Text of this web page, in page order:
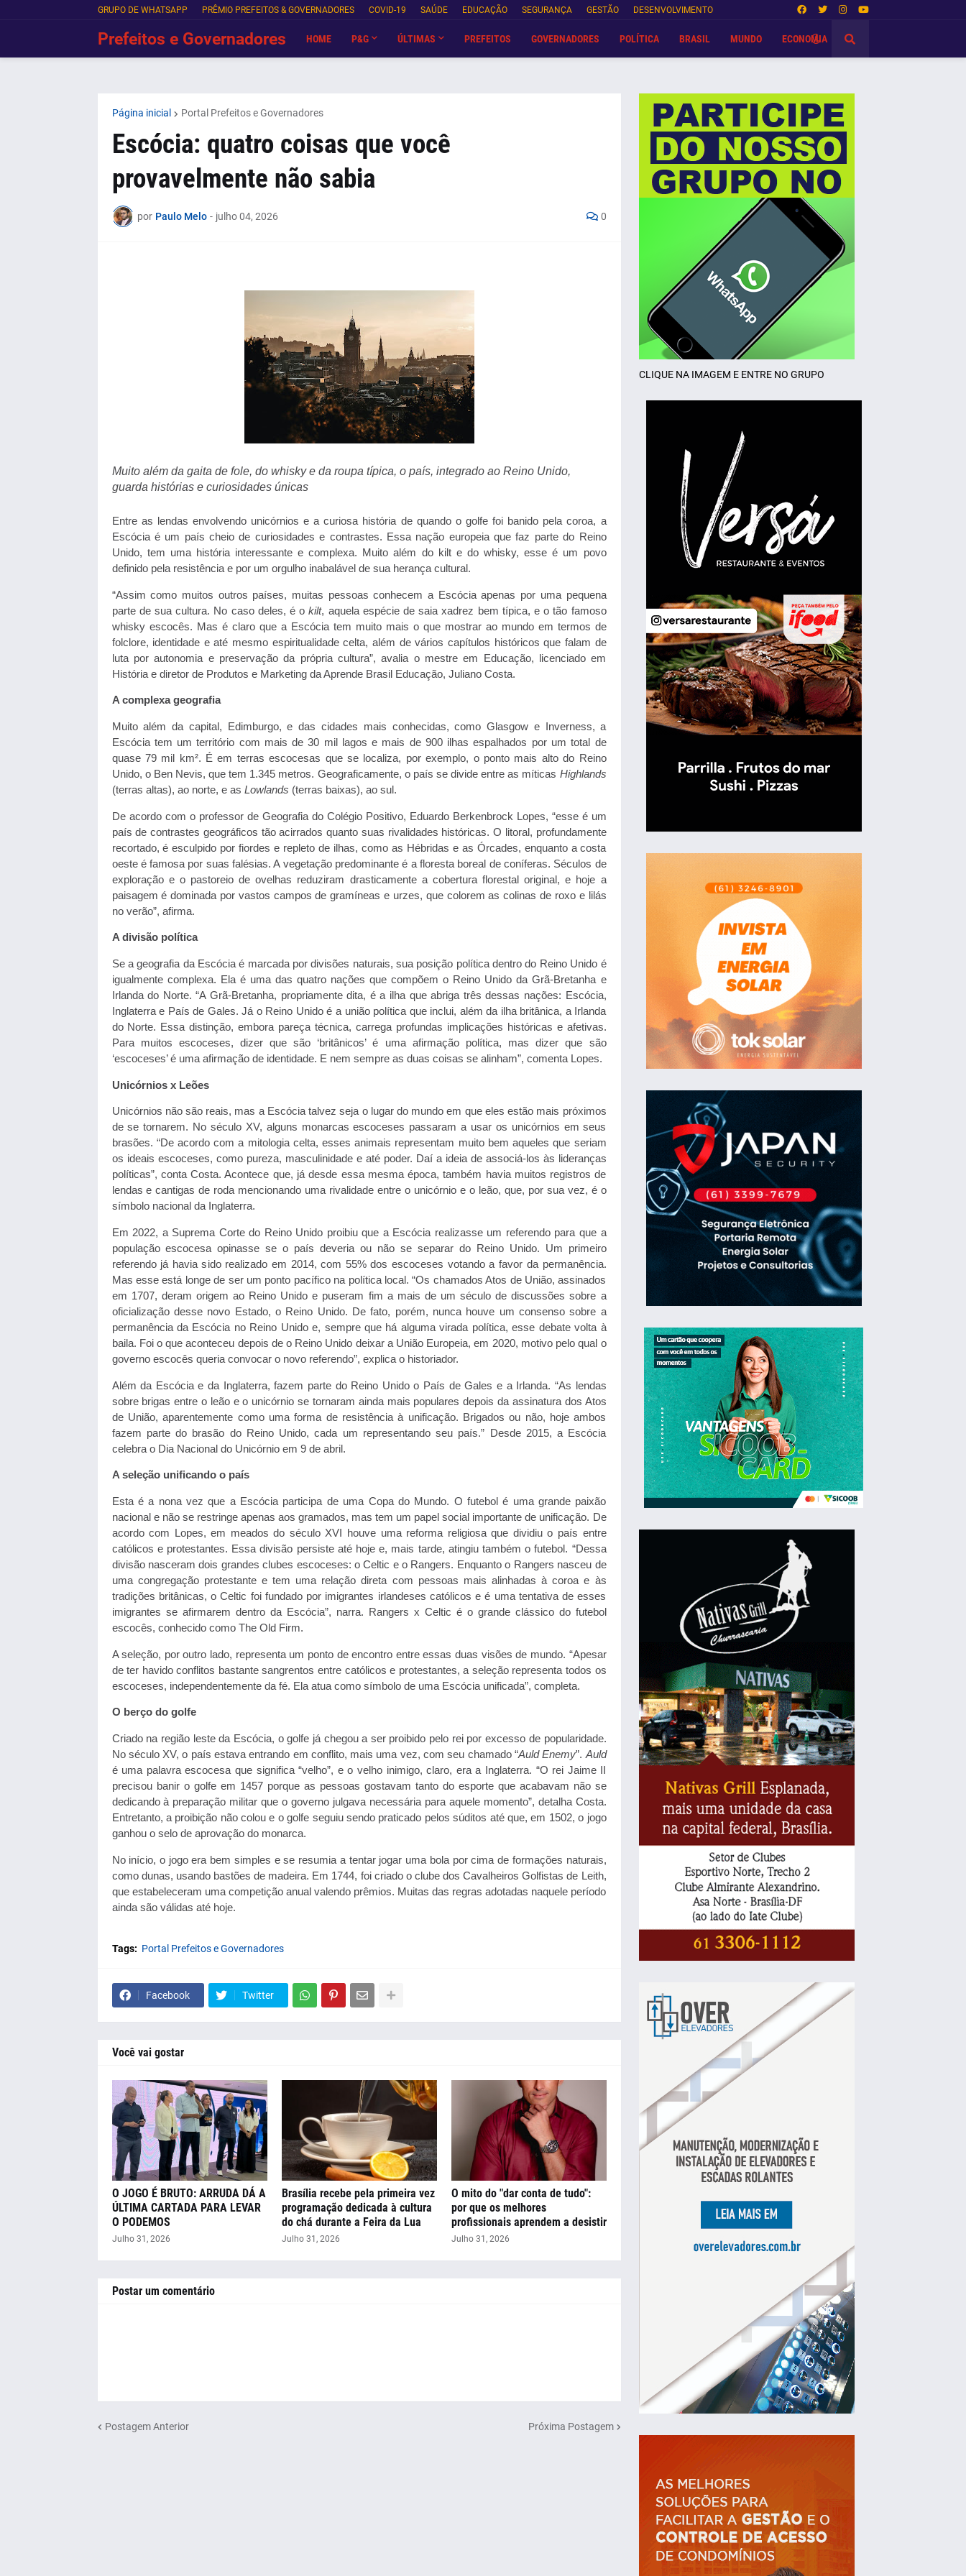
GRUPO DE WHATSAPP PRÊMIO PREFEITOS & GOVERNADORES COVID-19 SAÚDE EDUCAÇÃO SEGURANÇA GESTÃO DESENVOLVIMENTO
Prefeitos e Governadores HOME P&G ÚLTIMAS PREFEITOS GOVERNADORES POLÍTICA BRASIL MUNDO ECONOMIA
Página inicial Portal Prefeitos e Governadores
Escócia: quatro coisas que você
provavelmente não sabia
por Paulo Melo - julho 04, 2026 0
Muito além da gaita de fole, do whisky e da roupa típica, o país, integrado ao Reino Unido,
guarda histórias e curiosidades únicas
Entre as lendas envolvendo unicórnios e a curiosa história de quando o golfe foi banido pela coroa, a
Escócia é um país cheio de curiosidades e contrastes. Essa nação europeia que faz parte do Reino
Unido, tem uma história interessante e complexa. Muito além do kilt e do whisky, esse é um povo
definido pela resistência e por um orgulho inabalável de sua herança cultural.
“Assim como muitos outros países, muitas pessoas conhecem a Escócia apenas por uma pequena
parte de sua cultura. No caso deles, é okilt, aquela espécie de saia xadrez bem típica, e o tão famoso
whisky escocês. Mas é claro que a Escócia tem muito mais o que mostrar ao mundo em termos de
folclore, identidade e até mesmo espiritualidade celta, além de vários capítulos históricos que falam de
luta por autonomia e preservação da própria cultura”, avalia o mestre em Educação, licenciado em
História e diretor de Produtos e Marketing da Aprende Brasil Educação, Juliano Costa.
A complexa geografia
Muito além da capital, Edimburgo, e das cidades mais conhecidas, como Glasgow e Inverness, a
Escócia tem um território com mais de 30 mil lagos e mais de 900 ilhas espalhados por um total de
quase 79 mil km². É em terras escocesas que se localiza, por exemplo, o ponto mais alto do Reino
Unido, o Ben Nevis, que tem 1.345 metros. Geograficamente, o país se divide entre as míticas Highlands
(terras altas), ao norte, e as Lowlands (terras baixas), ao sul.
De acordo com o professor de Geografia do Colégio Positivo, Eduardo Berkenbrock Lopes, “esse é um
país de contrastes geográficos tão acirrados quanto suas rivalidades históricas. O litoral, profundamente
recortado, é esculpido por fiordes e repleto de ilhas, como as Hébridas e as Órcades, enquanto a costa
oeste é famosa por suas falésias. A vegetação predominante é a floresta boreal de coníferas. Séculos de
exploração e o pastoreio de ovelhas reduziram drasticamente a cobertura florestal original, e hoje a
paisagem é dominada por vastos campos de gramíneas e urzes, que colorem as colinas de roxo e lilás
no verão”, afirma.
A divisão política
Se a geografia da Escócia é marcada por divisões naturais, sua posição política dentro do Reino Unido é
igualmente complexa. Ela é uma das quatro nações que compõem o Reino Unido da Grã-Bretanha e
Irlanda do Norte. “A Grã-Bretanha, propriamente dita, é a ilha que abriga três dessas nações: Escócia,
Inglaterra e País de Gales. Já o Reino Unido é a união política que inclui, além da ilha britânica, a Irlanda
do Norte. Essa distinção, embora pareça técnica, carrega profundas implicações históricas e afetivas.
Para muitos escoceses, dizer que são ‘britânicos’ é uma afirmação política, mas dizer que são
‘escoceses’ é uma afirmação de identidade. E nem sempre as duas coisas se alinham”, comenta Lopes.
Unicórnios x Leões
Unicórnios não são reais, mas a Escócia talvez seja o lugar do mundo em que eles estão mais próximos
de se tornarem. No século XV, alguns monarcas escoceses passaram a usar os unicórnios em seus
brasões. “De acordo com a mitologia celta, esses animais representam muito bem aqueles que seriam
os ideais escoceses, como pureza, masculinidade e até poder. Daí a ideia de associá-los às lideranças
políticas”, conta Costa. Acontece que, já desde essa mesma época, também havia muitos registros de
lendas e cantigas de roda mencionando uma rivalidade entre o unicórnio e o leão, que, por sua vez, é o
símbolo nacional da Inglaterra.
Em 2022, a Suprema Corte do Reino Unido proibiu que a Escócia realizasse um referendo para que a
população escocesa opinasse se o país deveria ou não se separar do Reino Unido. Um primeiro
referendo já havia sido realizado em 2014, com 55% dos escoceses votando a favor da permanência.
Mas esse está longe de ser um ponto pacífico na política local. “Os chamados Atos de União, assinados
em 1707, deram origem ao Reino Unido e puseram fim a mais de um século de discussões sobre a
oficialização desse novo Estado, o Reino Unido. De fato, porém, nunca houve um consenso sobre a
permanência da Escócia no Reino Unido e, sempre que há alguma virada política, esse debate volta à
baila. Foi o que aconteceu depois de o Reino Unido deixar a União Europeia, em 2020, motivo pelo qual o
governo escocês queria convocar o novo referendo”, explica o historiador.
Além da Escócia e da Inglaterra, fazem parte do Reino Unido o País de Gales e a Irlanda. “As lendas
sobre brigas entre o leão e o unicórnio se tornaram ainda mais populares depois da assinatura dos Atos
de União, aparentemente como uma forma de resistência à unificação. Brigados ou não, hoje ambos
fazem parte do brasão do Reino Unido, cada um representando seu país.” Desde 2015, a Escócia
celebra o Dia Nacional do Unicórnio em 9 de abril.
A seleção unificando o país
Esta é a nona vez que a Escócia participa de uma Copa do Mundo. O futebol é uma grande paixão
nacional e não se restringe apenas aos gramados, mas tem um papel social importante de unificação. De
acordo com Lopes, em meados do século XVI houve uma reforma religiosa que dividiu o país entre
católicos e protestantes. Essa divisão persiste até hoje e, mais tarde, atingiu também o futebol. “Dessa
divisão nasceram dois grandes clubes escoceses: o Celtic e o Rangers. Enquanto o Rangers nasceu de
uma congregação protestante e tem uma relação direta com pessoas mais alinhadas à coroa e às
tradições britânicas, o Celtic foi fundado por imigrantes irlandeses católicos e é uma tentativa de esses
imigrantes se afirmarem dentro da Escócia”, narra. Rangers x Celtic é o grande clássico do futebol
escocês, conhecido como The Old Firm.
A seleção, por outro lado, representa um ponto de encontro entre essas duas visões de mundo. “Apesar
de ter havido conflitos bastante sangrentos entre católicos e protestantes, a seleção representa todos os
escoceses, independentemente da fé. Ela atua como símbolo de uma Escócia unificada”, completa.
O berço do golfe
Criado na região leste da Escócia, o golfe já chegou a ser proibido pelo rei por excesso de popularidade.
No século XV, o país estava entrando em conflito, mais uma vez, com seu chamado “Auld Enemy”. Auld
é uma palavra escocesa que significa “velho”, e o velho inimigo, claro, era a Inglaterra. “O rei Jaime II
precisou banir o golfe em 1457 porque as pessoas gostavam tanto do esporte que acabavam não se
dedicando à preparação militar que o governo julgava necessária para aquele momento”, detalha Costa.
Entretanto, a proibição não colou e o golfe seguiu sendo praticado pelos súditos até que, em 1502, o jogo
ganhou o selo de aprovação do monarca.
No início, o jogo era bem simples e se resumia a tentar jogar uma bola por cima de formações naturais,
como dunas, usando bastões de madeira. Em 1744, foi criado o clube dos Cavalheiros Golfistas de Leith,
que estabeleceram uma competição anual valendo prêmios. Muitas das regras adotadas naquele período
ainda são válidas até hoje.
Tags: Portal Prefeitos e Governadores
Facebook Twitter
Você vai gostar
O JOGO É BRUTO: ARRUDA DÁ A
ÚLTIMA CARTADA PARA LEVAR
O PODEMOS
Julho 31, 2026
Brasília recebe pela primeira vez
programação dedicada à cultura
do chá durante a Feira da Lua
Julho 31, 2026
O mito do "dar conta de tudo":
por que os melhores
profissionais aprendem a desistir
Julho 31, 2026
Postar um comentário
Postagem Anterior Próxima Postagem
CLIQUE NA IMAGEM E ENTRE NO GRUPO